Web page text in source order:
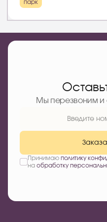
парк
Мы перезвоним и
Принимаю политику
на обработку